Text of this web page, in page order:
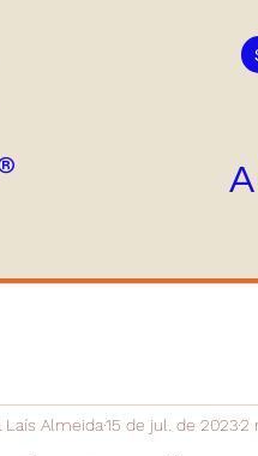
Laís Almeida15 de jul. de 20232